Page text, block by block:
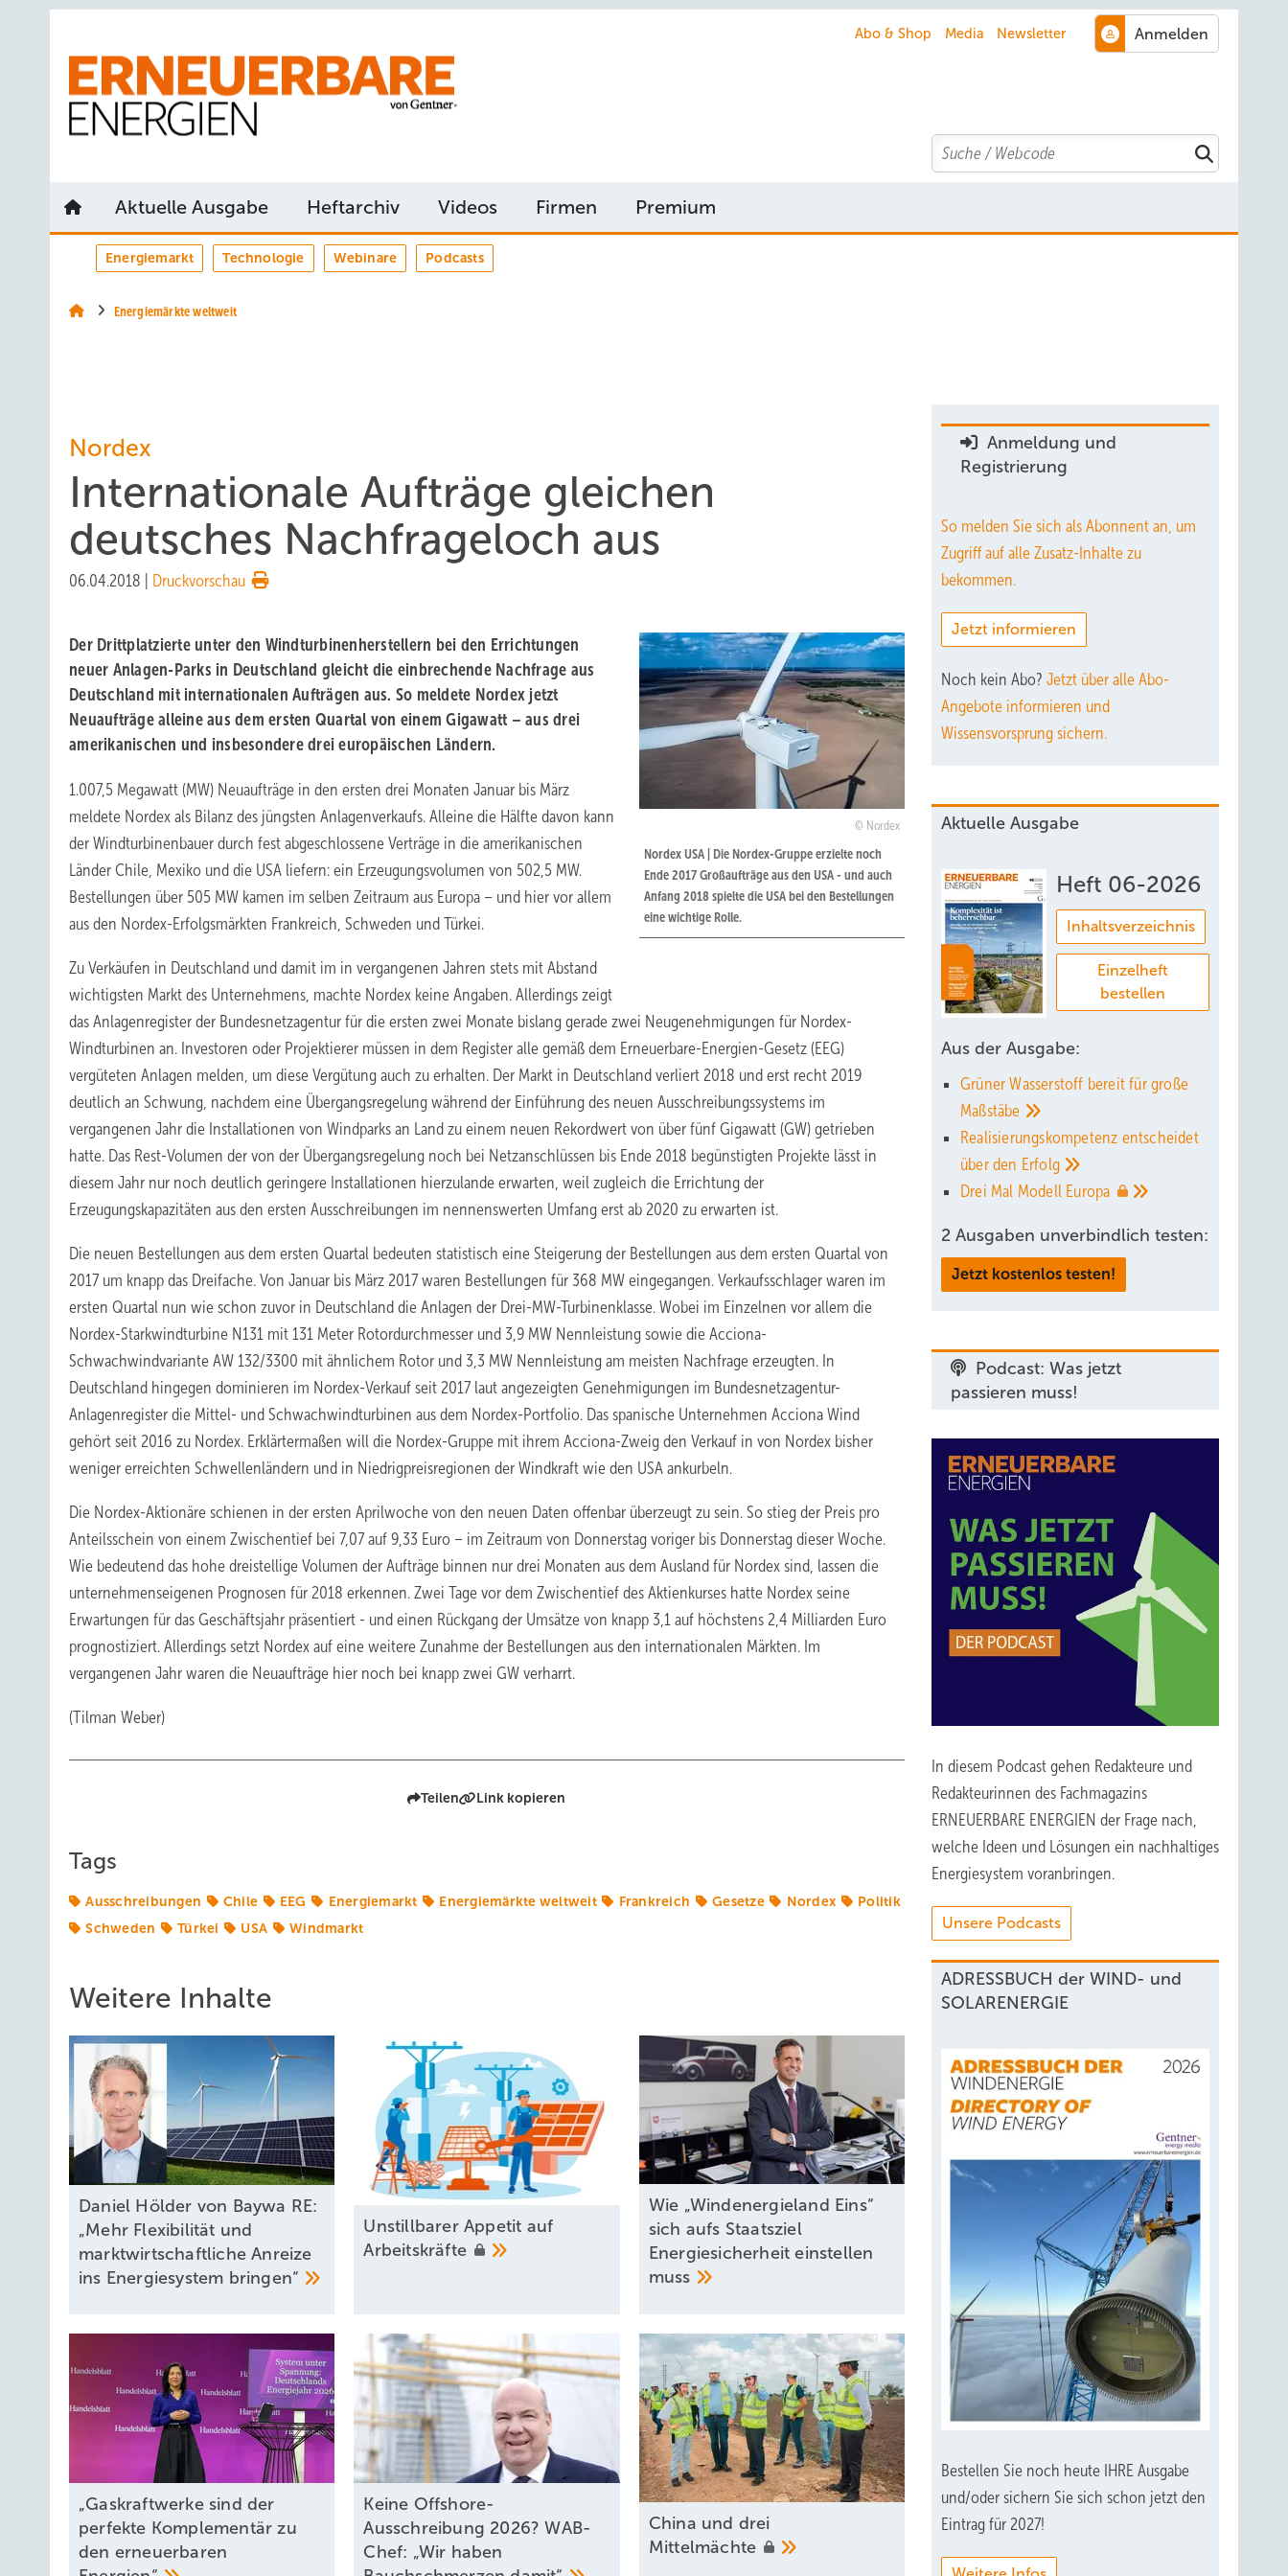
Abo & Shop Media Newsletter
Search
Aktuelle Ausgabe Heftarchiv Videos Firmen Premium
Energiemarkt Technologie Webinare Podcasts
Energiemärkte weltweit
Nordex
Internationale Aufträge gleichen
deutsches Nachfrageloch aus
06.04.2018 Druckvorschau
Nordex
Nordex USA | Die Nordex-Gruppe erzielte noch
Ende 2017 Großaufträge aus den USA - und auch
Anfang 2018 spielte die USA bei den Bestellungen
eine wichtige Rolle.
Der Drittplatzierte unter den Windturbinenherstellern bei den Errichtungen
neuer Anlagen-Parks in Deutschland gleicht die einbrechende Nachfrage aus
Deutschland mit internationalen Aufträgen aus. So meldete Nordex jetzt
Neuaufträge alleine aus dem ersten Quartal von einem Gigawatt – aus drei
amerikanischen und insbesondere drei europäischen Ländern.
1.007,5 Megawatt (MW) Neuaufträge in den ersten drei Monaten Januar bis März
meldete Nordex als Bilanz des jüngsten Anlagenverkaufs. Alleine die Hälfte davon kann
der Windturbinenbauer durch fest abgeschlossene Verträge in die amerikanischen
Länder Chile, Mexiko und die USA liefern: ein Erzeugungsvolumen von 502,5 MW.
Bestellungen über 505 MW kamen im selben Zeitraum aus Europa – und hier vor allem
aus den Nordex-Erfolgsmärkten Frankreich, Schweden und Türkei.
Zu Verkäufen in Deutschland und damit im in vergangenen Jahren stets mit Abstand
wichtigsten Markt des Unternehmens, machte Nordex keine Angaben. Allerdings zeigt
das Anlagenregister der Bundesnetzagentur für die ersten zwei Monate bislang gerade zwei Neugenehmigungen für Nordex-
Windturbinen an. Investoren oder Projektierer müssen in dem Register alle gemäß dem Erneuerbare-Energien-Gesetz (EEG)
vergüteten Anlagen melden, um diese Vergütung auch zu erhalten. Der Markt in Deutschland verliert 2018 und erst recht 2019
deutlich an Schwung, nachdem eine Übergangsregelung während der Einführung des neuen Ausschreibungssystems im
vergangenen Jahr die Installationen von Windparks an Land zu einem neuen Rekordwert von über fünf Gigawatt (GW) getrieben
hatte. Das Rest-Volumen der von der Übergangsregelung noch bei Netzanschlüssen bis Ende 2018 begünstigten Projekte lässt in
diesem Jahr nur noch deutlich geringere Installationen hierzulande erwarten, weil zugleich die Errichtung der
Erzeugungskapazitäten aus den ersten Ausschreibungen im nennenswerten Umfang erst ab 2020 zu erwarten ist.
Die neuen Bestellungen aus dem ersten Quartal bedeuten statistisch eine Steigerung der Bestellungen aus dem ersten Quartal von
2017 um knapp das Dreifache. Von Januar bis März 2017 waren Bestellungen für 368 MW eingegangen. Verkaufsschlager waren im
ersten Quartal nun wie schon zuvor in Deutschland die Anlagen der Drei-MW-Turbinenklasse. Wobei im Einzelnen vor allem die
Nordex-Starkwindturbine N131 mit 131 Meter Rotordurchmesser und 3,9 MW Nennleistung sowie die Acciona-
Schwachwindvariante AW 132/3300 mit ähnlichem Rotor und 3,3 MW Nennleistung am meisten Nachfrage erzeugten. In
Deutschland hingegen dominieren im Nordex-Verkauf seit 2017 laut angezeigten Genehmigungen im Bundesnetzagentur-
Anlagenregister die Mittel- und Schwachwindturbinen aus dem Nordex-Portfolio. Das spanische Unternehmen Acciona Wind
gehört seit 2016 zu Nordex. Erklärtermaßen will die Nordex-Gruppe mit ihrem Acciona-Zweig den Verkauf in von Nordex bisher
weniger erreichten Schwellenländern und in Niedrigpreisregionen der Windkraft wie den USA ankurbeln.
Die Nordex-Aktionäre schienen in der ersten Aprilwoche von den neuen Daten offenbar überzeugt zu sein. So stieg der Preis pro
Anteilsschein von einem Zwischentief bei 7,07 auf 9,33 Euro – im Zeitraum von Donnerstag voriger bis Donnerstag dieser Woche.
Wie bedeutend das hohe dreistellige Volumen der Aufträge binnen nur drei Monaten aus dem Ausland für Nordex sind, lassen die
unternehmenseigenen Prognosen für 2018 erkennen. Zwei Tage vor dem Zwischentief des Aktienkurses hatte Nordex seine
Erwartungen für das Geschäftsjahr präsentiert - und einen Rückgang der Umsätze von knapp 3,1 auf höchstens 2,4 Milliarden Euro
prognostiziert. Allerdings setzt Nordex auf eine weitere Zunahme der Bestellungen aus den internationalen Märkten. Im
vergangenen Jahr waren die Neuaufträge hier noch bei knapp zwei GW verharrt.
(Tilman Weber)
Teilen Link kopieren
Tags
Ausschreibungen Chile EEG Energiemarkt Energiemärkte weltweit Frankreich Gesetze Nordex
Politik
Schweden
Türkei USA Windmarkt
Weitere Inhalte
Daniel Hölder von Baywa RE:
„Mehr Flexibilität und
marktwirtschaftliche Anreize
ins Energiesystem bringen“
Unstillbarer Appetit auf
Arbeitskräfte
Wie „Windenergieland Eins“
sich aufs Staatsziel
Energiesicherheit einstellen
muss
„Gaskraftwerke sind der
perfekte Komplementär zu
den erneuerbaren
Keine Offshore-
Ausschreibung 2026? WAB-
Chef: „Wir haben
China und drei
Mittelmächte
Anmeldung und
Registrierung
So melden Sie sich als Abonnent an, um
Zugriff auf alle Zusatz-Inhalte zu
bekommen.
Jetzt informieren
Noch kein Abo? Jetzt über alle Abo-
Angebote informieren und
Wissensvorsprung sichern.
Aktuelle Ausgabe
Heft 06-2026
Inhaltsverzeichnis
Einzelheft
bestellen
Aus der Ausgabe:
Grüner Wasserstoff bereit für große
Maßstäbe
Realisierungskompetenz entscheidet
über den Erfolg
Drei Mal Modell Europa
2 Ausgaben unverbindlich testen:
Jetzt kostenlos testen!
Podcast: Was jetzt
passieren muss!
In diesem Podcast gehen Redakteure und
Redakteurinnen des Fachmagazins
ERNEUERBARE ENERGIEN der Frage nach,
welche Ideen und Lösungen ein nachhaltiges
Energiesystem voranbringen.
Unsere Podcasts
ADRESSBUCH der WIND- und
SOLARENERGIE
Bestellen Sie noch heute IHRE Ausgabe
und/oder sichern Sie sich schon jetzt den
Eintrag für 2027!